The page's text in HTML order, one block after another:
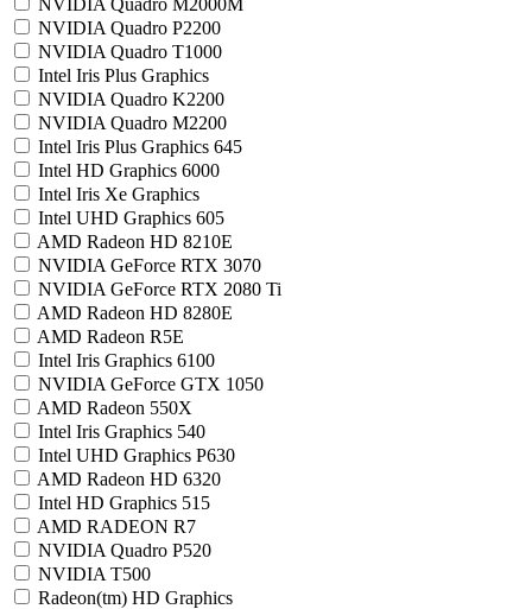
NVIDIA Quadro P2200
NVIDIA Quadro T1000
Intel Iris Plus Graphics
NVIDIA Quadro K2200
NVIDIA Quadro M2200
Intel Iris Plus Graphics 645
Intel HD Graphics 6000
Intel Iris Xe Graphics
Intel UHD Graphics 605
AMD Radeon HD 8210E
NVIDIA GeForce RTX 3070
NVIDIA GeForce RTX 2080 Ti
AMD Radeon HD 8280E
AMD Radeon R5E
Intel Iris Graphics 6100
NVIDIA GeForce GTX 1050
AMD Radeon 550X
Intel Iris Graphics 540
Intel UHD Graphics P630
AMD Radeon HD 6320
Intel HD Graphics 515
AMD RADEON R7
NVIDIA Quadro P520
NVIDIA T500
Radeon(tm) HD Graphics